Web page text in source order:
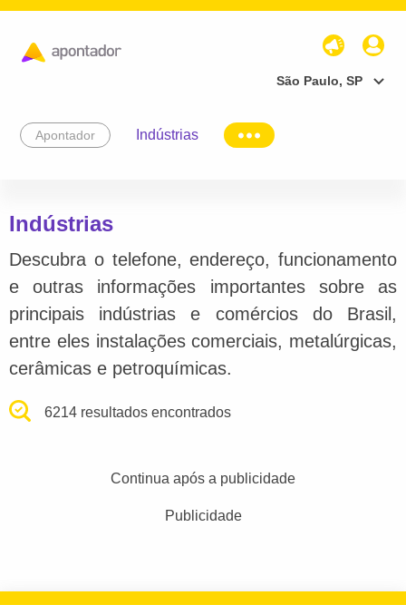
São Paulo, SP
Apontador Indústrias
Indústrias
Descubra o telefone, endereço, funcionamento
e outras informações importantes sobre as
principais indústrias e comércios do Brasil,
entre eles instalações comerciais, metalúrgicas,
cerâmicas e petroquímicas.
6214 resultados encontrados
Continua após a publicidade
Publicidade